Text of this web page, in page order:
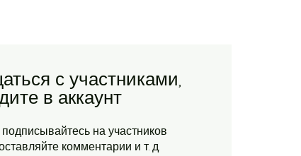
с участниками,
в аккаунт
на участников
комментарии и т. д.